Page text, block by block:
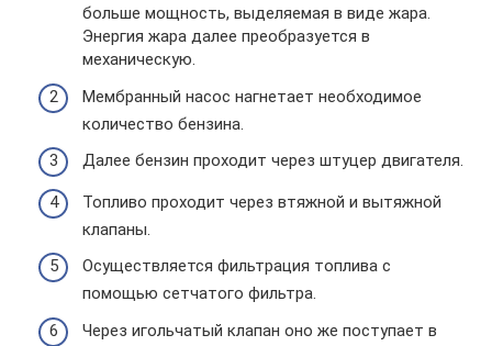
больше мощность, выделяемая в виде жара.
Энергия жара далее преобразуется в
механическую.
Мембранный насос нагнетает необходимое
количество бензина.
Далее бензин проходит через штуцер двигателя.
Топливо проходит через втяжной и вытяжной
клапаны.
Осуществляется фильтрация топлива с
помощью сетчатого фильтра.
Через игольчатый клапан оно же поступает в